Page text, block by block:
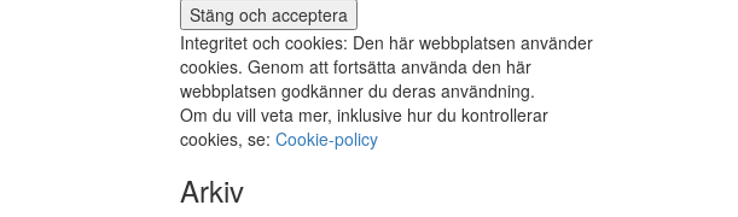
Integritet och cookies: Den här webbplatsen använder
cookies. Genom att fortsätta använda den här
webbplatsen godkänner du deras användning.
Om du vill veta mer, inklusive hur du kontrollerar
cookies, se: Cookie-policy
Arkiv